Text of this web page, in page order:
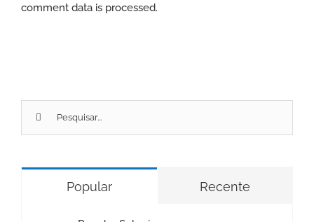
comment data is processed.
Pesquisar
por:
Popular Recente